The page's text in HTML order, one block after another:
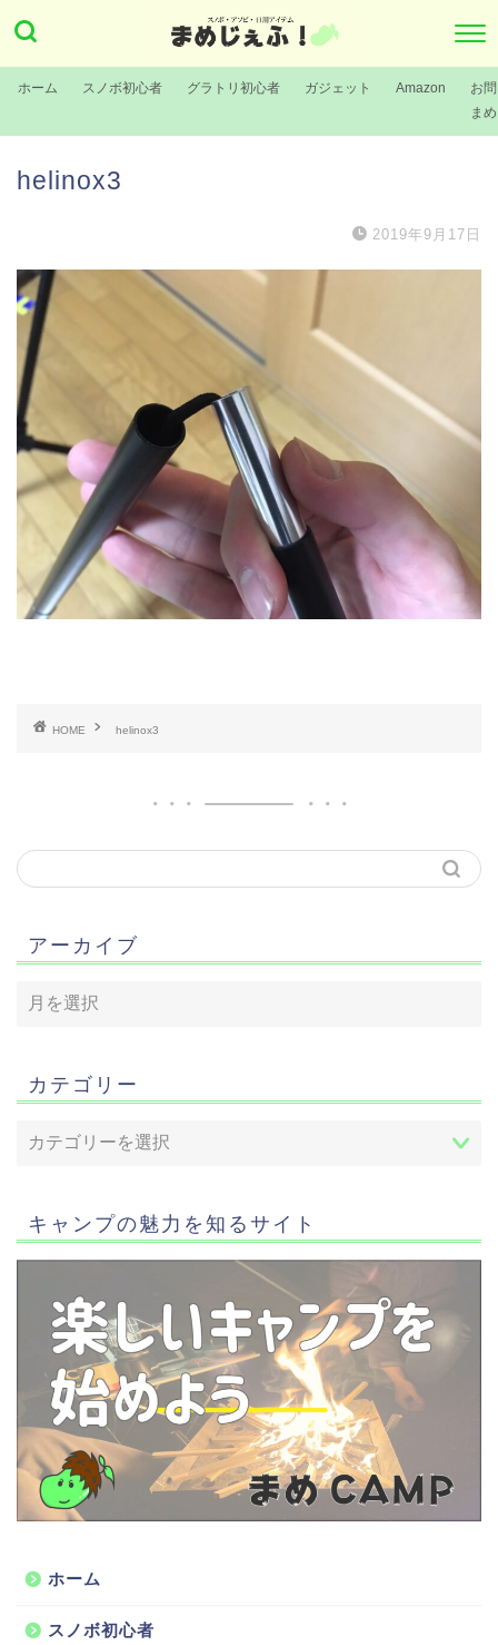
ホーム スノボ初心者 グラトリ初心者 ガジェット Amazon
お
ま
helinox3
2019年9月17日
HOME helinox3
アーカイブ
カテゴリー
キャンプの魅力を知るサイト
ホーム
スノボ初心者